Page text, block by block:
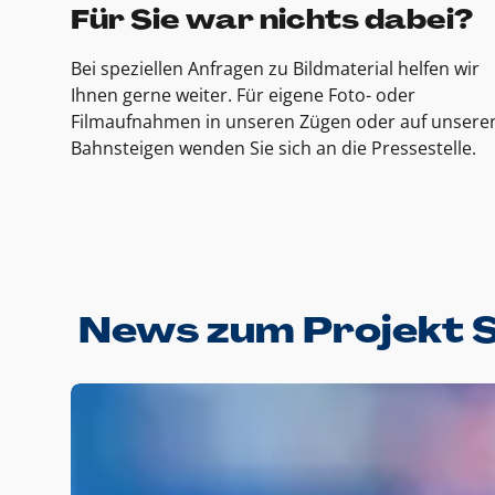
Für Sie war nichts dabei?
Bei speziellen Anfragen zu Bildmaterial helfen wir
Ihnen gerne weiter. Für eigene Foto- oder
Filmaufnahmen in unseren Zügen oder auf
Bahnsteigen wenden Sie sich an die Pressestelle.
News zum Projekt